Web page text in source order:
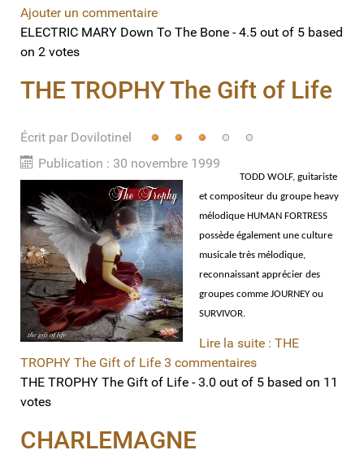
Ajouter un commentaire
ELECTRIC MARY Down To The Bone -4.5 out of 5 based
on 2 votes
THE TROPHY The Gift of Life
Écrit par Dovilotinel
Publication : 30 novembre 1999
Vote
utilisateur:3
TODD WOLF, guitariste
et compositeur du groupe heavy
mélodique HUMAN FORTRESS
possède également une culture
musicale très mélodique,
reconnaissant apprécier des
groupes comme JOURNEY ou
SURVIVOR.
Lire la suite : THE
TROPHY The Gift of Life 3 commentaires
THE TROPHY The Gift of Life -3.0 out of 5 based on 11
votes
CHARLEMAGNE